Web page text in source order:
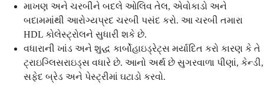
માખણ અને ચરબીને બદલે ઓલિવ તેલ, એવોકાડો અને
બદામમાંથી આરોગ્યપ્રદ ચરબી પસંદ કરો. આ ચરબી તમારા
HDL કોલેસ્ટ્રોલને સુધારી શકે છે.
વધારાની ખાંડ અને શુદ્ધ કાર્બોહાઇડ્રેટ્સ મર્યાદિત કરો કારણ કે તે
ટ્રાઇગ્લિસરાઇડ્સ વધારે છે. આનો અર્થ છે સુગરવાળા પીણાં, કેન્ડી,
સફેદ બ્રેડ અને પેસ્ટ્રીમાં ઘટાડો કરવો.